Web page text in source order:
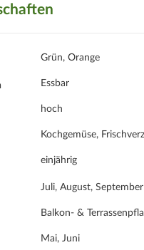
Grün, Orange
Essbar
hoch
Kochgemüse,
einjährig
Juli, August, September
Balkon- &
Mai, Juni